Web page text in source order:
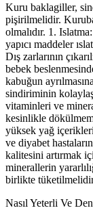
Kuru baklagiller,
pişirilmelidir.
olmalıdır. 1.
yapıcı maddeler
Dış zarlarının
bebek
kabuğun
sindiriminin
vitaminleri ve
kesinlikle
yüksek yağ
ve diyabet
kalitesini artırmak
minerallerin
birlikte
Nasıl Yeterli Ve